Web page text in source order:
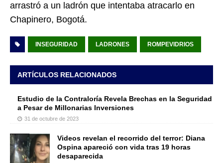
arrastró a un ladrón que intentaba atracarlo en
Chapinero, Bogotá.
INSEGURIDAD LADRONES ROMPEVIDRIOS
ARTÍCULOS RELACIONADOS
Estudio de la Contraloría Revela Brechas en la Seguridad
a Pesar de Millonarias Inversiones
31 de octubre de 2023
Videos revelan el recorrido del terror: Diana
Ospina apareció con vida tras 19 horas
desaparecida